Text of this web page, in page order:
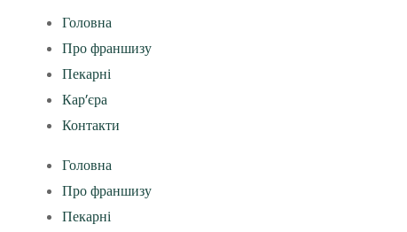
Головна
Про франшизу
Пекарні
Кар’єра
Контакти
Головна
Про франшизу
Пекарні